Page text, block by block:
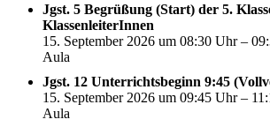
Jgst. 5 Begrüßung (Start) der 5.
KlassenleiterInnen
15. September 2026 um 08:30 Uhr –
Aula
Jgst. 12 Unterrichtsbeginn 9:45
15. September 2026 um 09:45 Uhr –
Aula